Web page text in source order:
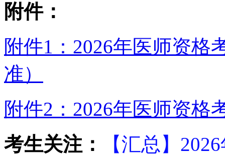
附件：
附件1：2026年医师资格
准）
附件2：2026年医师资格
考生关注：
【汇总】